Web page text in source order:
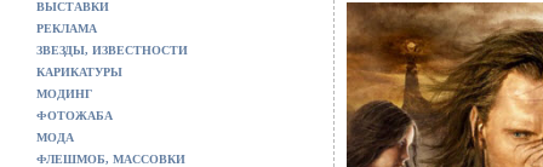
ВЫСТАВКИ
РЕКЛАМА
ЗВЕЗДЫ, ИЗВЕСТНОСТИ
КАРИКАТУРЫ
МОДИНГ
ФОТОЖАБА
МОДА
ФЛЕШМОБ, МАССОВКИ